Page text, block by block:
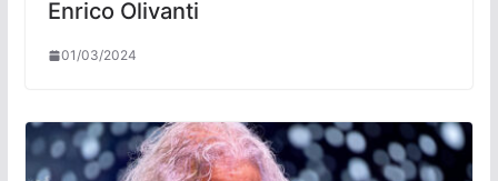
Enrico Olivanti
01/03/2024